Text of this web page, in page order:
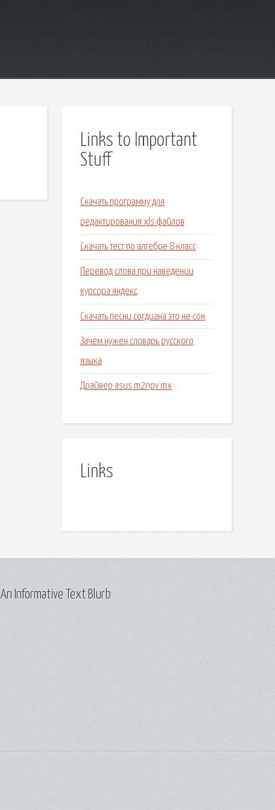
Links to Important
Stuff
Скачать программу для
редактирования xls файлов
Скачать тест по алгебре 8 класс
Перевод слова при наведении
курсора яндекс
Скачать песни согдиана это не сон
Зачем нужен словарь русского
языка
Драйвер asus m2npv mx
Links
An Informative Text Blurb